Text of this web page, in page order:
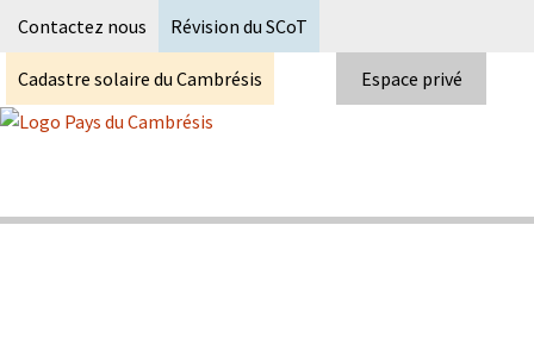
Contactez nous Révision du SCoT
Cadastre solaire du Cambrésis Espace privé